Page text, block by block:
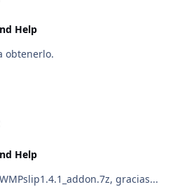
Help
obtenerlo.
Help
WMPslip1.4.1_addon.7z, gracias...